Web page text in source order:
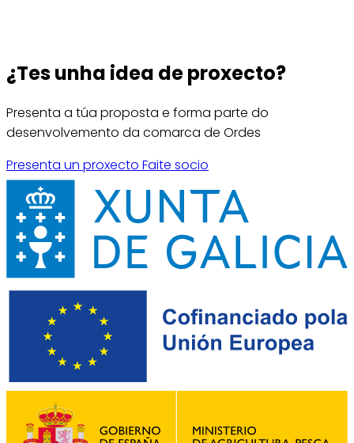
¿Tes unha idea de proxecto?
Presenta a túa proposta e forma parte do
desenvolvemento da comarca de Ordes
Presenta un proxecto Faite socio